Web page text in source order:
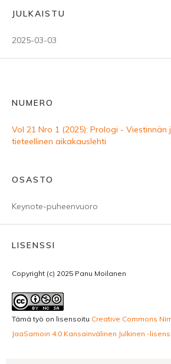
JULKAISTU
2025-03-03
NUMERO
Vol 21 Nro 1 (2025): Prologi - Viestinnän
tieteellinen aikakauslehti
OSASTO
Keynote-puheenvuoro
LISENSSI
Copyright (c) 2025 Panu Moilanen
Tämä työ on lisensoitu Creative Commons
JaaSamoin 4.0 Kansainvälinen Julkinen -